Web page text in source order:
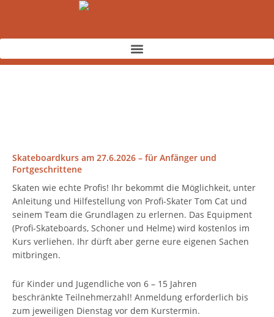
Skateboardkurs am 27.6.2026 – für Anfänger und
Fortgeschrittene
Skaten wie echte Profis! Ihr bekommt die Möglichkeit, unter
Anleitung und Hilfestellung von Profi-Skater Tom Cat und
seinem Team die Grundlagen zu erlernen. Das Equipment
(Profi-Skateboards, Schoner und Helme) wird kostenlos im
Kurs verliehen. Ihr dürft aber gerne eure eigenen Sachen
mitbringen.
für Kinder und Jugendliche von 6 – 15 Jahren
beschränkte Teilnehmerzahl! Anmeldung erforderlich bis
zum jeweiligen Dienstag vor dem Kurstermin.